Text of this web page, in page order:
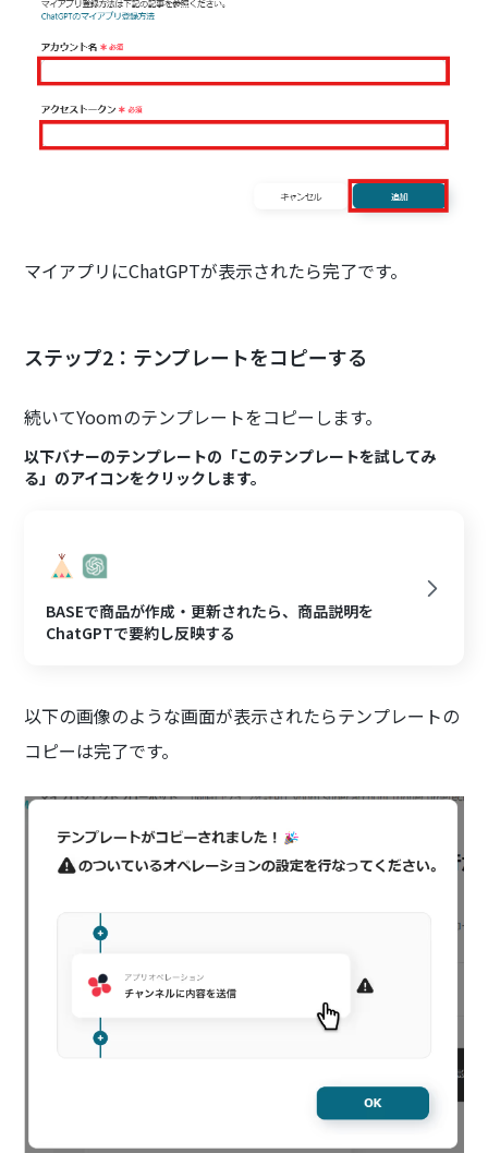
マイアプリにChatGPTが表示されたら完了です。
ステップ2：テンプレートをコピーする
続いてYoomのテンプレートをコピーします。
以下バナーのテンプレートの「このテンプレートを試してみ
る」のアイコンをクリックします。
BASEで商品が作成・更新されたら、商品説明を
ChatGPTで要約し反映する
以下の画像のような画面が表示されたらテンプレートの
コピーは完了です。